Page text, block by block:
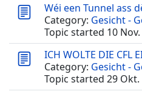
Wéi een Tunnel ass
Category: Gesicht -
Topic started 10
ICH WOLTE DIE CFL
Category: Gesicht -
Topic started 29 Okt.